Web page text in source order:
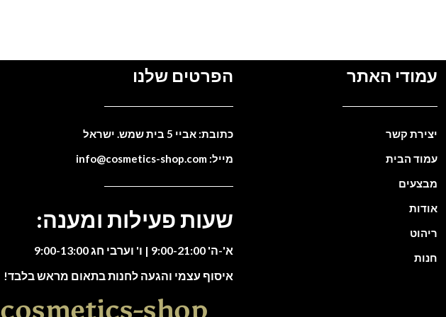
עמודי האתר
יצירת קשר
עמוד הבית
מבצעים
אודות
ריהוט
חנות
הפרטים שלנו
כתובת: אביי 5 בית שמש. ישראל
מייל: info@cosmetics-shop.com
שעות פעילות ומענה:
א'-ה' 9:00-21:00 | ו' וערבי חג 9:00-13:00
איסוף עצמי והגעה לחנות בתאום מראש בלבד!
cosmetics-shop